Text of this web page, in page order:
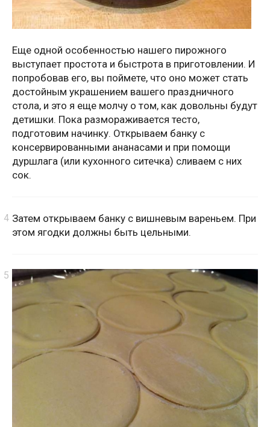
Еще одной особенностью нашего пирожного
выступает простота и быстрота в приготовлении. И
попробовав его, вы поймете, что оно может стать
достойным украшением вашего праздничного
стола, и это я еще молчу о том, как довольны будут
детишки. Пока размораживается тесто,
подготовим начинку. Открываем банку с
консервированными ананасами и при помощи
дуршлага (или кухонного ситечка) сливаем с них
сок.
Затем открываем банку с вишневым вареньем. При
этом ягодки должны быть цельными.